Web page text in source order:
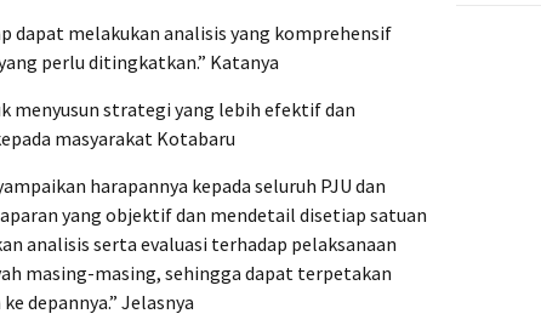
dapat melakukan analisis yang komprehensif
perlu ditingkatkan.” Katanya
menyusun strategi yang lebih efektif dan
masyarakat Kotabaru
harapannya kepada seluruh PJU dan
yang objektif dan mendetail disetiap satuan
analisis serta evaluasi terhadap pelaksanaan
masing-masing, sehingga dapat terpetakan
depannya.” Jelasnya